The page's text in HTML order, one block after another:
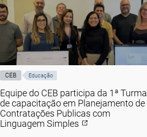
CEB Educação
Equipe do CEB participa da 1ª Turma
de capacitação em Planejamento de
Contratações Publicas com
Linguagem Simples